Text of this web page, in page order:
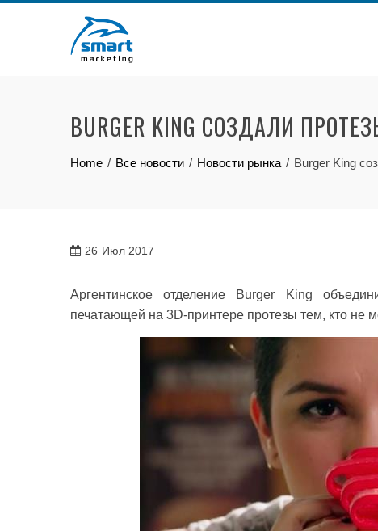
BURGER KING СОЗДАЛИ
Home Все новости Новости рынка Burger King
26 Июл 2017
Аргентинское отделение Burger King
печатающей на 3D-принтере протезы тем, кто не